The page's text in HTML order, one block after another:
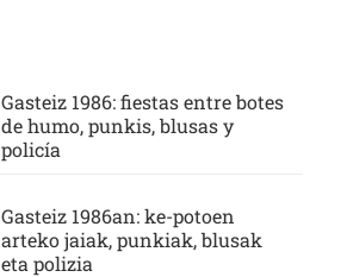
Gasteiz 1986: fiestas entre botes
de humo, punkis, blusas y
policía
Gasteiz 1986an: ke-potoen
arteko jaiak, punkiak, blusak
eta polizia